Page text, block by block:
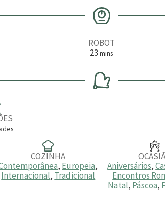
ROBOT
23m
n
t
mins
COZINHA
, Europeia,
Internacional, Tradicional
Aniversários,
Encontros
Natal, Páscoa,